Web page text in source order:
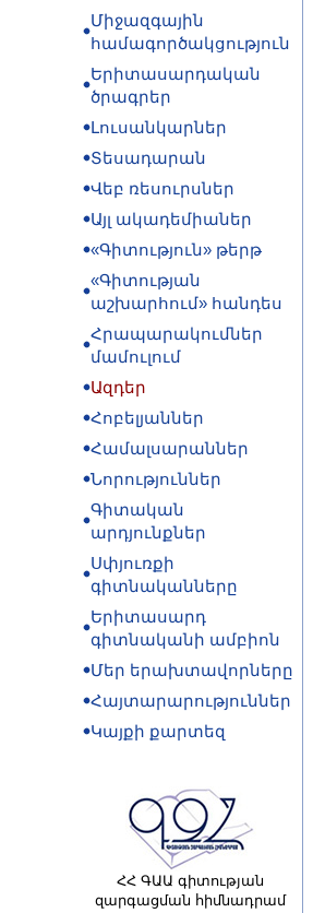
Միջազգային
համագործակցություն
Երիտասարդական
ծրագրեր
Լուսանկարներ
Տեսադարան
Վեբ ռեսուրսներ
Այլ ակադեմիաներ
«Գիտություն» թերթ
«Գիտության
աշխարհում» հանդես
Հրապարակումներ
մամուլում
Ազդեր
Հոբելյաններ
Համալսարաններ
Նորություններ
Գիտական
արդյունքներ
Սփյուռքի
գիտնականները
Երիտասարդ
գիտնականի ամբիոն
Մեր երախտավորները
Հայտարարություններ
Կայքի քարտեզ
ՀՀ ԳԱԱ գիտության
զարգացման հիմնադրամ